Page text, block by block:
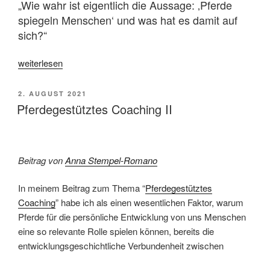
„Wie wahr ist eigentlich die Aussage: ‚Pferde
spiegeln Menschen‘ und was hat es damit auf
sich?“
„Pferde
Menschen!“
weiterlesen
VERÖFFENTLICHT
AM
2. AUGUST 2021
Pferdegestütztes Coaching II
Beitrag vonAnna Stempel-Romano
In meinem Beitrag zum Thema “Pferdegestütztes
Coaching” habe ich als einen wesentlichen Faktor, warum
Pferde für die persönliche Entwicklung von uns Menschen
eine so relevante Rolle spielen können, bereits die
entwicklungsgeschichtliche Verbundenheit zwischen